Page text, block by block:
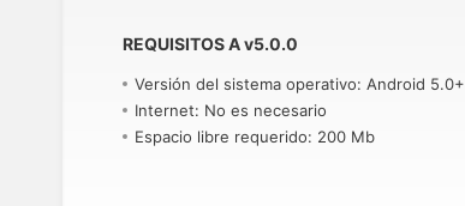
REQUISITOS Av5.0.0
Versión del sistema operativo: Android 5.0+
Internet: No es necesario
Espacio libre requerido: 200 Mb